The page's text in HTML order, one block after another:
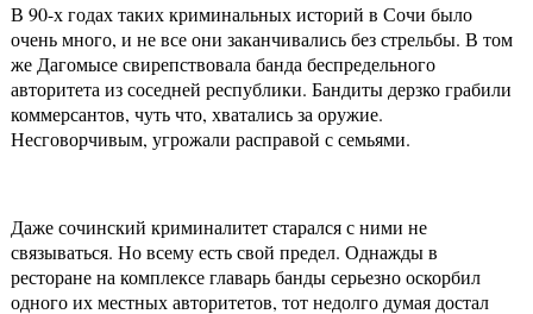
В 90-х годах таких криминальных историй в Сочи было
очень много, и не все они заканчивались без стрельбы. В том
же Дагомысе свирепствовала банда беспредельного
авторитета из соседней республики. Бандиты дерзко грабили
коммерсантов, чуть что, хватались за оружие.
Несговорчивым, угрожали расправой с семьями.
Даже сочинский криминалитет старался с ними не
связываться. Но всему есть свой предел. Однажды в
ресторане на комплексе главарь банды серьезно оскорбил
одного их местных авторитетов, тот недолго думая достал